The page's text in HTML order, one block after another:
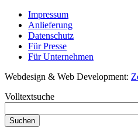
Impressum
Anlieferung
Datenschutz
Für Presse
Für Unternehmen
Webdesign & Web Development:
Volltextsuche